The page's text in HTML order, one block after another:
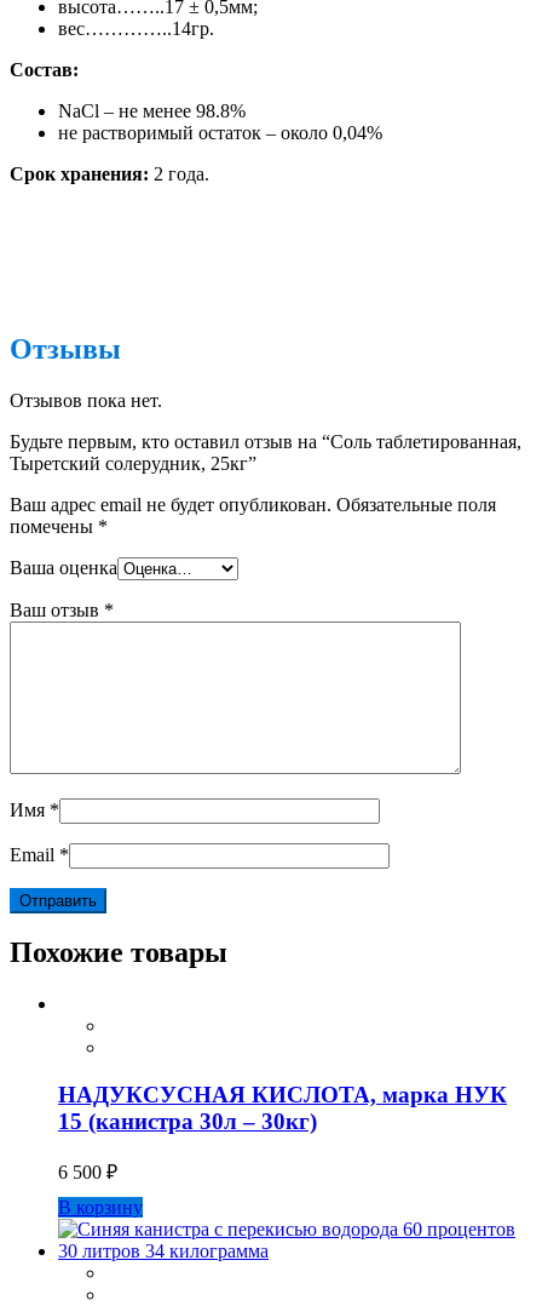
высота……..17 ± 0,5мм;
вес…………..14гр.
Состав:
NaCl – не менее 98.8%
не растворимый остаток – около 0,04%
Срок хранения: 2 года.
Отзывы
Отзывов пока нет.
Будьте первым, кто оставил отзыв на “Соль таблетированная,
Тыретский солерудник, 25кг”
Ваш адрес email не будет опубликован. Обязательные поля
помечены *
Ваша оценка
Ваш отзыв *
Имя *
Email *
Похожие товары
НАДУКСУСНАЯ КИСЛОТА, марка НУК
15 (канистра 30л – 30кг)
6 500 ₽
В корзину